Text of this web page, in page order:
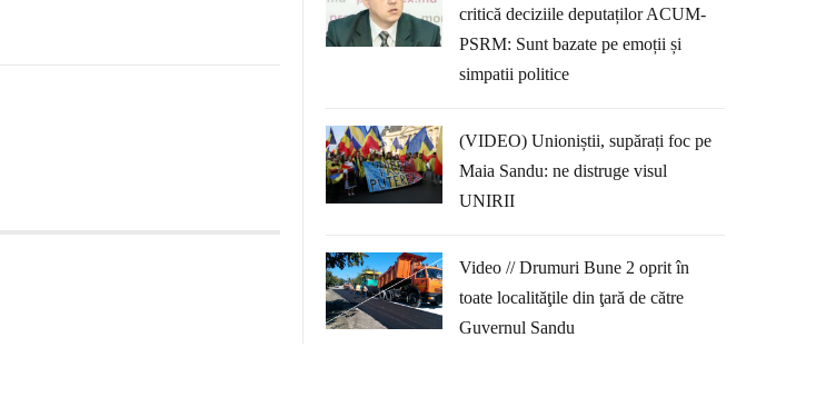
critică deciziile deputaților ACUM-
PSRM: Sunt bazate pe emoții și
simpatii politice
(VIDEO) Unioniștii, supărați foc pe
Maia Sandu: ne distruge visul
UNIRII
Video // Drumuri Bune 2 oprit în
toate localităţile din ţară de către
Guvernul Sandu